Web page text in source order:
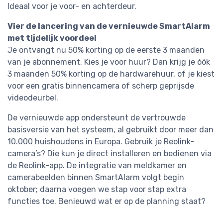
Ideaal voor je voor- en achterdeur.
Vier de lancering van de vernieuwde SmartAlarm
met tijdelijk voordeel
Je ontvangt nu 50% korting op de eerste 3 maanden
van je abonnement. Kies je voor huur? Dan krijg je óók
3 maanden 50% korting op de hardwarehuur, of je kiest
voor een gratis binnencamera of scherp geprijsde
videodeurbel.
De vernieuwde app ondersteunt de vertrouwde
basisversie van het systeem, al gebruikt door meer dan
10.000 huishoudens in Europa. Gebruik je Reolink-
camera’s? Die kun je direct installeren en bedienen via
de Reolink-app. De integratie van meldkamer en
camerabeelden binnen SmartAlarm volgt begin
oktober; daarna voegen we stap voor stap extra
functies toe. Benieuwd wat er op de planning staat?